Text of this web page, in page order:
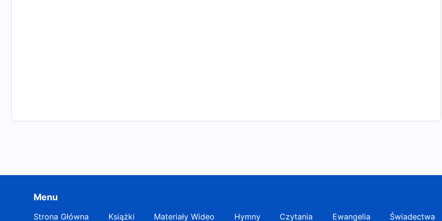
Menu
Strona Główna Książki Materiały Wideo Hymny Czytania Ewangelia Świadectwa